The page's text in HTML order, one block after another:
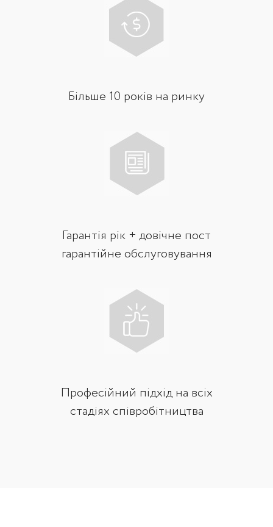
Більше 10 років на ринку
Гарантія рік + довічне пост
гарантійне обслуговування
Професійний підхід на всіх
стадіях співробітництва